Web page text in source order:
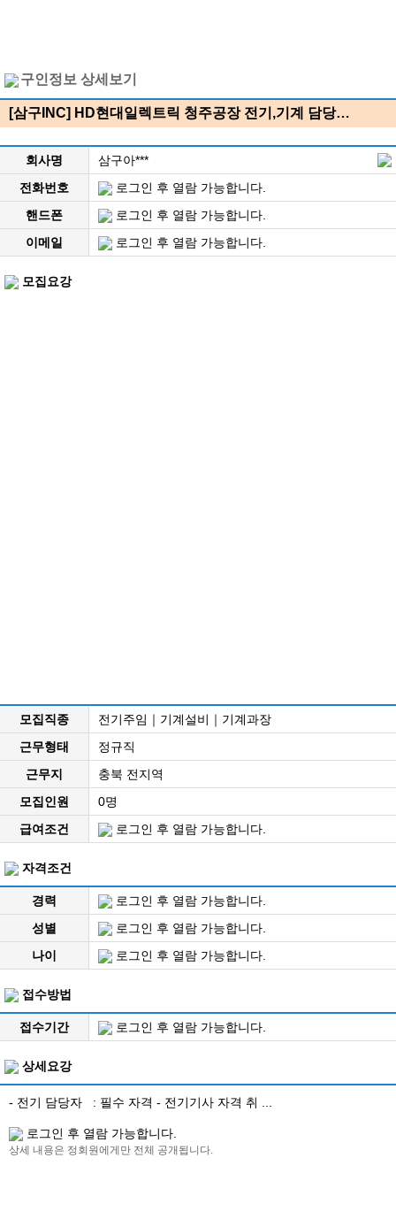
구인정보 상세보기
[삼구INC] HD현대일렉트릭 청주공장 전기,기계 담당…
회사명
삼구아***
전화번호
로그인 후 열람 가능합니다.
핸드폰
로그인 후 열람 가능합니다.
이메일
로그인 후 열람 가능합니다.
모집요강
모집직종
전기주임｜기계설비｜기계과장
근무형태
정규직
근무지
충북 전지역
모집인원
0명
급여조건
로그인 후 열람 가능합니다.
자격조건
경력
로그인 후 열람 가능합니다.
성별
로그인 후 열람 가능합니다.
나이
로그인 후 열람 가능합니다.
접수방법
접수기간 로그인 후 열람 가능합니다.
상세요강
- 전기 담당자 : 필수 자격 - 전기기사 자격 취 ...
로그인 후 열람 가능합니다.
상세 내용은 정회원에게만 전체 공개됩니다.